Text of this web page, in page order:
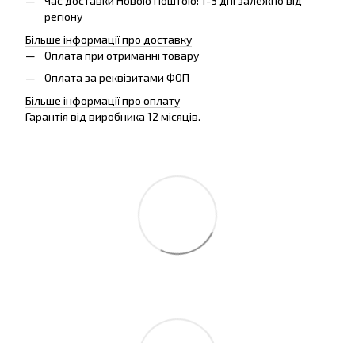
регіону
Більше інформації про доставку
Оплата при отриманні товару
Оплата за реквізитами ФОП
Більше інформації про оплату
Гарантія від виробника 12 місяців.